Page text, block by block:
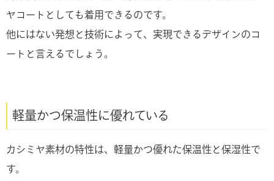
ヤコートとしても着用できるのです。
他にはない発想と技術によって、実現できるデザインのコ
ートと言えるでしょう。
軽量かつ保温性に優れている
カシミヤ素材の特性は、軽量かつ優れた保温性と保湿性で
す。